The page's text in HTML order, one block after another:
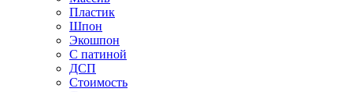
Пластик
Шпон
Экошпон
С патиной
ДСП
Стоимость